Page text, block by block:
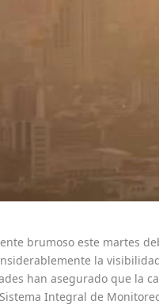
brumoso este martes
la
han asegurado que la
Integral de